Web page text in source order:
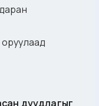
дуудлагыг